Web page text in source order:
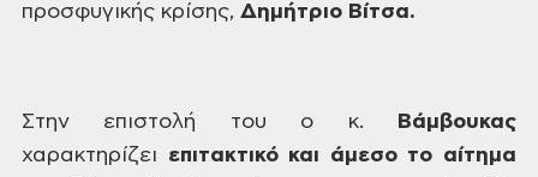
προσφυγικής κρίσης, Δημήτριο Βίτσα.
Στην επιστολή του ο κ.
Βάμβουκας
χαρακτηρίζει επιτακτικό και άμεσο το αίτημα